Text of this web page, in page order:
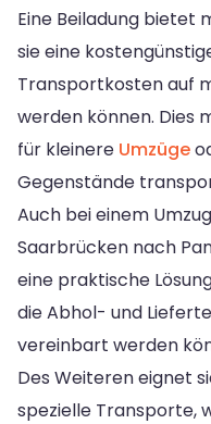
Eine Beiladung bietet
sie eine
Transportkosten auf
werden können. Dies
für kleinere Umzüge
Gegenstände
Auch bei einem
Saarbrücken nach
eine praktische
die Abhol- und
vereinbart werden
Des Weiteren eignet
spezielle Transporte,